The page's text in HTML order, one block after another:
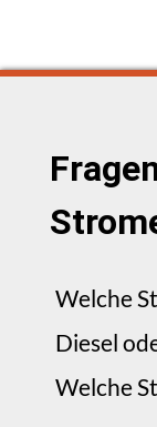
Welche
Diesel
Welche